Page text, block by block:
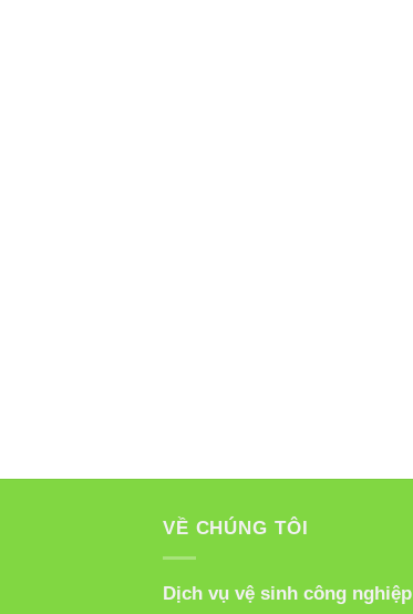
VỀ CHÚNG TÔI
Dịch vụ vệ sinh công nghiệp